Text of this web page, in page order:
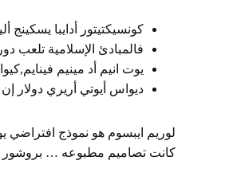
كونسيكتيتور أدايبا يسكينج
فالمبادئ الإسلامية تلعب
يوت انيم أد مينيم
ديواس أيوتي أريري دولار
لوريم ايبسوم هو نموذج
كانت تصاميم مطبوعه … بروشور